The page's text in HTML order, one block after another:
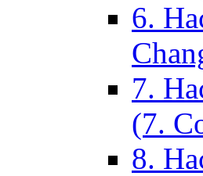
6.
7.
(7.
8.